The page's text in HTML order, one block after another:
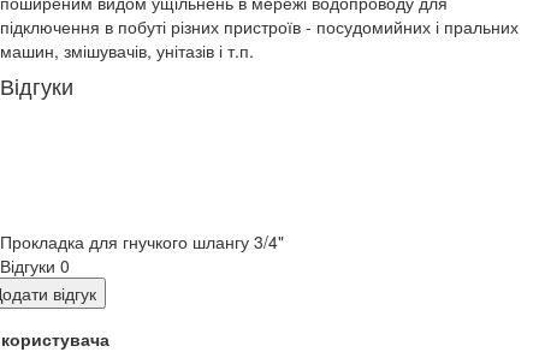
підключення в побуті різних пристроїв - посудомийних і пральних
машин, змішувачів, унітазів і т.п.
Відгуки
Прокладка для гнучкого шлангу 3/4"
Відгуки 0
відгук